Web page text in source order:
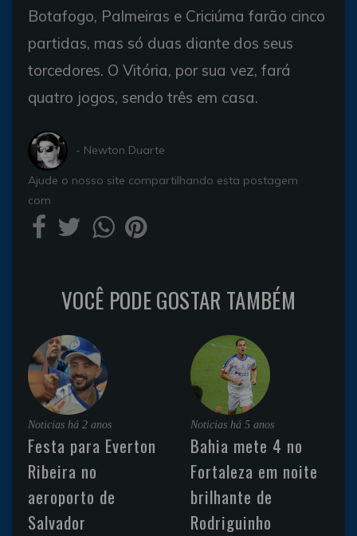
Botafogo, Palmeiras e Criciúma farão cinco
partidas, mas só duas diante dos seus
torcedores. O Vitória, por sua vez, fará
quatro jogos, sendo três em casa.
- Newton Duarte
Ajude o nosso site compartilhando esta postagem
com
VOCÊ PODE GOSTAR TAMBÉM
Noticias há 2 anos
Festa para Everton
Ribeira no
aeroporto de
Salvador
Noticias há 5 anos
Bahia mete 4 no
Fortaleza em noite
brilhante de
Rodriguinho